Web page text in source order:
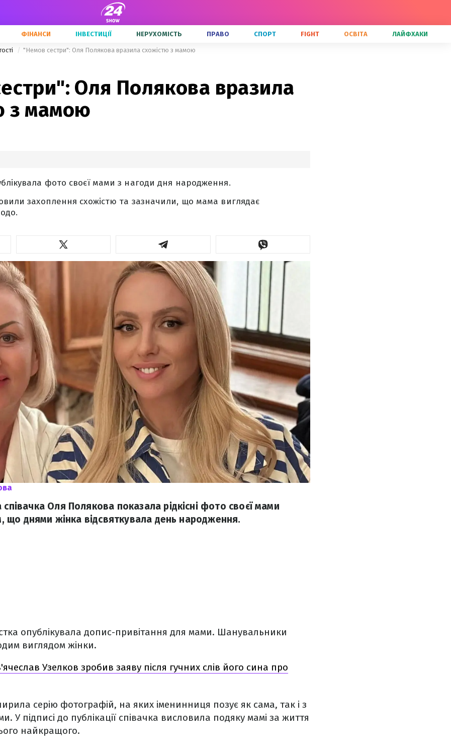
ФІНАНСИ ІНВЕСТИЦІЇ НЕРУХОМІСТЬ ПРАВО СПОРТ FIGHT ОСВІТА ЛАЙФХАКИ
"Немов сестри": Оля Полякова вразила схожістю з мамою
Оля Полякова вразила
з мамою
фото своєї мами з нагоди дня народження.
захоплення схожістю та зазначили, що мама виглядає
співачка Оля Полякова показала рідкісні фото своєї мами
що днями жінка відсвяткувала день народження.
опублікувала допис-привітання для мами. Шанувальники
виглядом жінки.
Узелков зробив заяву після гучних слів його сина про
серію фотографій, на яких іменинниця позує як сама, так і з
У підписі до публікації співачка висловила подяку мамі за життя
найкращого.